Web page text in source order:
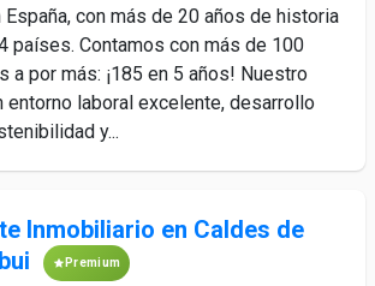
con más de 20 años de historia
países. Contamos con más de 100
a por más: ¡185 en 5 años! Nuestro
entorno laboral excelente, desarrollo
y...
Inmobiliario en Caldes de
Premium